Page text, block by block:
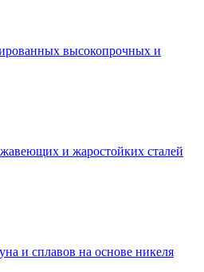
высокопрочных и
и жаростойких сталей
и сплавов на основе никеля